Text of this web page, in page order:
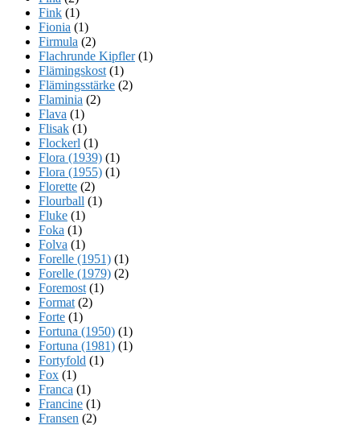
Fink (1)
Fionia (1)
Firmula (2)
Flachrunde Kipfler(1)
Flämingskost (1)
Flämingsstärke (2)
Flaminia (2)
Flava (1)
Flisak (1)
Flockerl (1)
Flora (1939) (1)
Flora (1955) (1)
Florette (2)
Flourball (1)
Fluke (1)
Foka (1)
Folva (1)
Forelle (1951) (1)
Forelle (1979) (2)
Foremost (1)
Format (2)
Forte (1)
Fortuna (1950) (1)
Fortuna (1981) (1)
Fortyfold (1)
Fox (1)
Franca (1)
Francine (1)
Fransen (2)